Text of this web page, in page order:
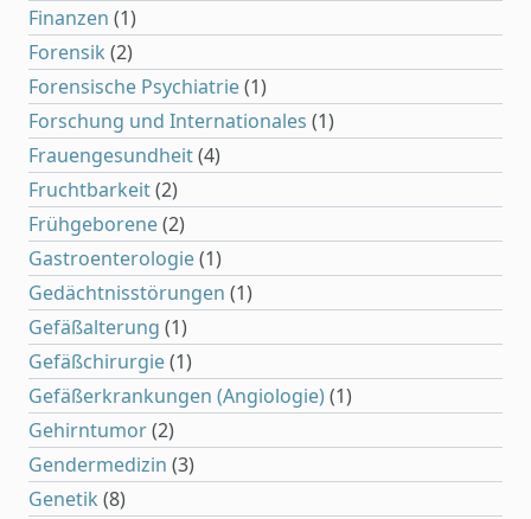
Finanzen (1)
Forensik (2)
Forensische Psychiatrie(1)
Forschung und Internationales (1)
Frauengesundheit(4)
Fruchtbarkeit(2)
Frühgeborene(2)
Gastroenterologie(1)
Gedächtnisstörungen (1)
Gefäßalterung (1)
Gefäßchirurgie(1)
Gefäßerkrankungen (Angiologie)(1)
Gehirntumor(2)
Gendermedizin (3)
Genetik (8)